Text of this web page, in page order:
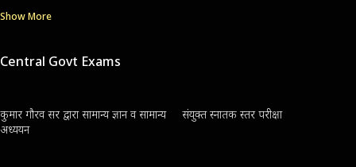
Show More
Central Govt Exams
कुमार गौरव सर द्वारा सामान्य ज्ञान व सामान्य
अध्ययन
संयुक्त स्नातक स्तर परीक्षा